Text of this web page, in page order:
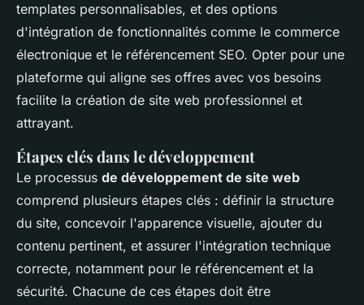
templates personnalisables, et des options
d'intégration de fonctionnalités comme le commerce
électronique et le référencement SEO. Opter pour une
plateforme qui aligne ses offres avec vos besoins
facilite la création de site web professionnel et
attrayant.
Étapes clés dans le développement
Le processus de développement de site web
comprend plusieurs étapes clés : définir la structure
du site, concevoir l'apparence visuelle, ajouter du
contenu pertinent, et assurer l'intégration technique
correcte, notamment pour le référencement et la
sécurité. Chacune de ces étapes doit être